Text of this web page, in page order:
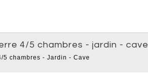
4/5 chambres - jardin - cave
chambres - Jardin - Cave